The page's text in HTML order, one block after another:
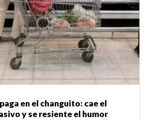
en el changuito: cae el
y se resiente el humor